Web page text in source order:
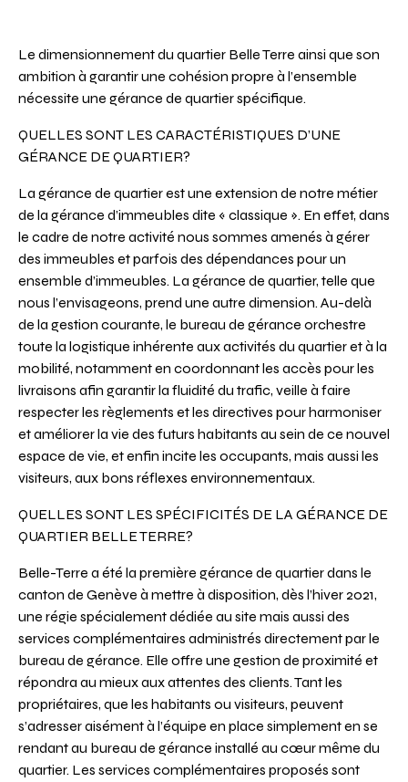
Le dimensionnement du quartier Belle Terre ainsi que son
ambition à garantir une cohésion propre à l’ensemble
nécessite une gérance de quartier spécifique.
QUELLES SONT LES CARACTÉRISTIQUES D’UNE
GÉRANCE DE QUARTIER?
La gérance de quartier est une extension de notre métier
de la gérance d’immeubles dite « classique ». En effet, dans
le cadre de notre activité nous sommes amenés à gérer
des immeubles et parfois des dépendances pour un
ensemble d’immeubles. La gérance de quartier, telle que
nous l’envisageons, prend une autre dimension. Au-delà
de la gestion courante, le bureau de gérance orchestre
toute la logistique inhérente aux activités du quartier et à la
mobilité, notamment en coordonnant les accès pour les
livraisons afin garantir la fluidité du trafic, veille à faire
respecter les règlements et les directives pour harmoniser
et améliorer la vie des futurs habitants au sein de ce nouvel
espace de vie, et enfin incite les occupants, mais aussi les
visiteurs, aux bons réflexes environnementaux.
QUELLES SONT LES SPÉCIFICITÉS DE LA GÉRANCE DE
QUARTIER BELLE TERRE?
Belle-Terre a été la première gérance de quartier dans le
canton de Genève à mettre à disposition, dès l’hiver 2021,
une régie spécialement dédiée au site mais aussi des
services complémentaires administrés directement par le
bureau de gérance. Elle offre une gestion de proximité et
répondra au mieux aux attentes des clients. Tant les
propriétaires, que les habitants ou visiteurs, peuvent
s’adresser aisément à l’équipe en place simplement en se
rendant au bureau de gérance installé au cœur même du
quartier. Les services complémentaires proposés sont